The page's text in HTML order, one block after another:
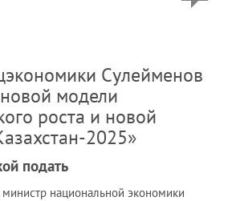
Сулейменов
модели
роста и новой
2025»
подать
министр национальной экономики